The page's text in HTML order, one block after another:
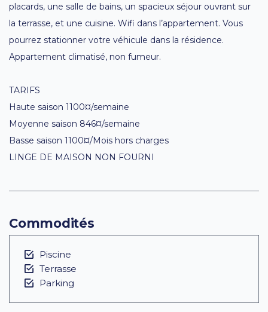
placards, une salle de bains, un spacieux séjour ouvrant sur
la terrasse, et une cuisine. Wifi dans l’appartement. Vous
pourrez stationner votre véhicule dans la résidence.
Appartement climatisé, non fumeur.
TARIFS
Haute saison 1100¤/semaine
Moyenne saison 846¤/semaine
Basse saison 1100¤/Mois hors charges
LINGE DE MAISON NON FOURNI
Commodités
Piscine
Terrasse
Parking